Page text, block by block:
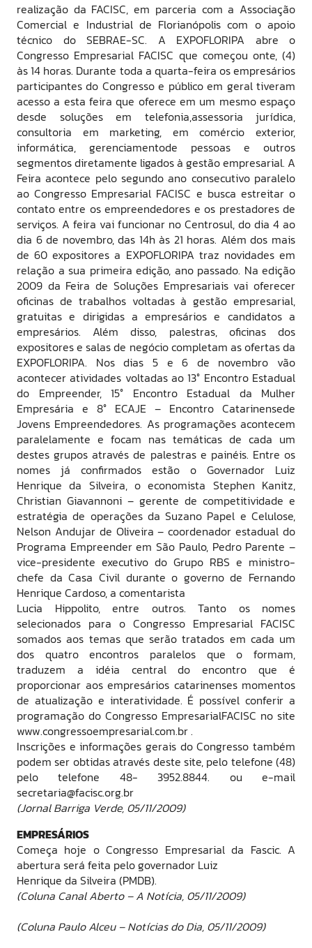
realização da FACISC, em parceria com a Associação
Comercial e Industrial de Florianópolis com o apoio
técnico do SEBRAE-SC. A EXPOFLORIPA abre o
Congresso Empresarial FACISC que começou onte, (4)
às 14 horas. Durante toda a quarta-feira os empresários
participantes do Congresso e público em geral tiveram
acesso a esta feira que oferece em um mesmo espaço
desde soluções em telefonia,assessoria jurídica,
consultoria em marketing, em comércio exterior,
informática, gerenciamentode pessoas e outros
segmentos diretamente ligados à gestão empresarial. A
Feira acontece pelo segundo ano consecutivo paralelo
ao Congresso Empresarial FACISC e busca estreitar o
contato entre os empreendedores e os prestadores de
serviços. A feira vai funcionar no Centrosul, do dia 4 ao
dia 6 de novembro, das 14h às 21 horas. Além dos mais
de 60 expositores a EXPOFLORIPA traz novidades em
relação a sua primeira edição, ano passado. Na edição
2009 da Feira de Soluções Empresariais vai oferecer
oficinas de trabalhos voltadas à gestão empresarial,
gratuitas e dirigidas a empresários e candidatos a
empresários. Além disso, palestras, oficinas dos
expositores e salas de negócio completam as ofertas da
EXPOFLORIPA. Nos dias 5 e 6 de novembro vão
acontecer atividades voltadas ao 13° Encontro Estadual
do Empreender, 15° Encontro Estadual da Mulher
Empresária e 8° ECAJE – Encontro Catarinensede
Jovens Empreendedores. As programações acontecem
paralelamente e focam nas temáticas de cada um
destes grupos através de palestras e painéis. Entre os
nomes já confirmados estão o Governador Luiz
Henrique da Silveira, o economista Stephen Kanitz,
Christian Giavannoni – gerente de competitividade e
estratégia de operações da Suzano Papel e Celulose,
Nelson Andujar de Oliveira – coordenador estadual do
Programa Empreender em São Paulo, Pedro Parente –
vice-presidente executivo do Grupo RBS e ministro-
chefe da Casa Civil durante o governo de Fernando
Henrique Cardoso, a comentarista
Lucia Hippolito, entre outros. Tanto os nomes
selecionados para o Congresso Empresarial FACISC
somados aos temas que serão tratados em cada um
dos quatro encontros paralelos que o formam,
traduzem a idéia central do encontro que é
proporcionar aos empresários catarinenses momentos
de atualização e interatividade. É possível conferir a
programação do Congresso EmpresarialFACISC no site
www.congressoempresarial.com.br .
Inscrições e informações gerais do Congresso também
podem ser obtidas através deste site, pelo telefone (48)
pelo telefone 48- 3952.8844. ou e-mail
secretaria@facisc.org.br
(Jornal Barriga Verde, 05/11/2009)
EMPRESÁRIOS
Começa hoje o Congresso Empresarial da Fascic. A
abertura será feita pelo governador Luiz
Henrique da Silveira (PMDB).
(Coluna Canal Aberto – A Notícia, 05/11/2009)
(Coluna Paulo Alceu – Notícias do Dia, 05/11/2009)